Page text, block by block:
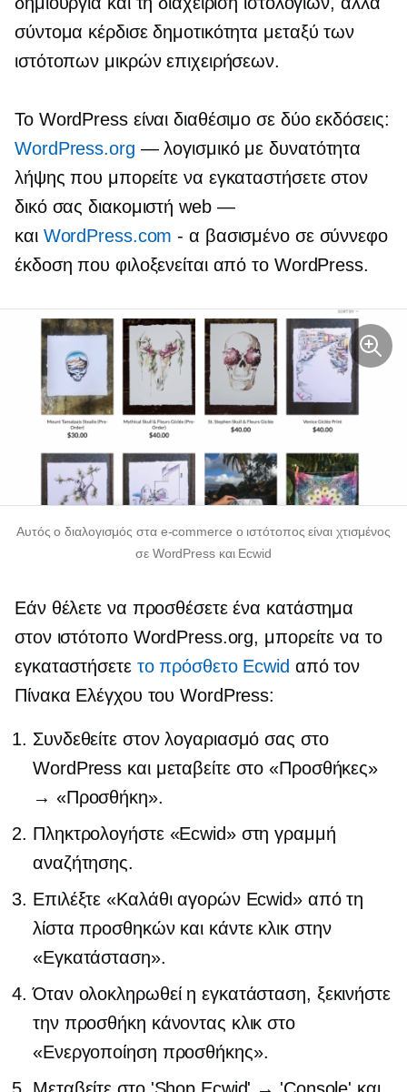
σύντομα κέρδισε δημοτικότητα μεταξύ των
ιστότοπων μικρών επιχειρήσεων.
Το WordPress είναι διαθέσιμο σε δύο εκδόσεις:
WordPress.org — λογισμικό με δυνατότητα
λήψης που μπορείτε να εγκαταστήσετε στον
δικό σας διακομιστή web —
και WordPress.com - α βασισμένο σε σύννεφο
έκδοση που φιλοξενείται από το WordPress.
Αυτός ο διαλογισμός στα e-commerce ο ιστότοπος είναι χτισμένος
σε WordPress και Ecwid
Εάν θέλετε να προσθέσετε ένα κατάστημα
στον ιστότοπο WordPress.org, μπορείτε να το
εγκαταστήσετε το πρόσθετο Ecwid από τον
Πίνακα Ελέγχου του WordPress:
Συνδεθείτε στον λογαριασμό σας στο
WordPress και μεταβείτε στο «Προσθήκες»
→ «Προσθήκη».
Πληκτρολογήστε «Ecwid» στη γραμμή
αναζήτησης.
Επιλέξτε «Καλάθι αγορών Ecwid» από τη
λίστα προσθηκών και κάντε κλικ στην
«Εγκατάσταση».
Όταν ολοκληρωθεί η εγκατάσταση, ξεκινήστε
την προσθήκη κάνοντας κλικ στο
«Ενεργοποίηση προσθήκης».